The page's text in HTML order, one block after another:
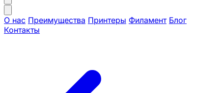
О нас Преимущества Принтеры Филамент Блог
Контакты